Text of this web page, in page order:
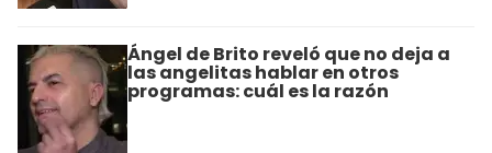
Ángel de Brito reveló que no deja a
las angelitas hablar en otros
programas: cuál es la razón